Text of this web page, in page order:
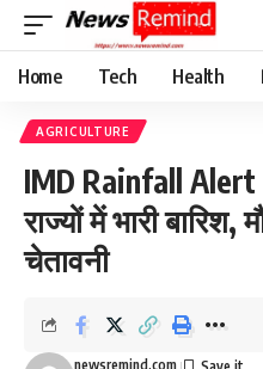
Home Tech Health
AGRICULTURE
IMD Rainfall
राज्यों में भारी बारिश,
चेतावनी
newsremind.com